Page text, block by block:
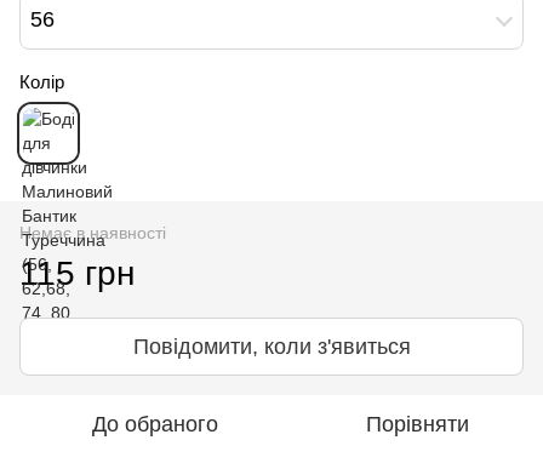
56
Колір
Немає в наявності
115 грн
Повідомити, коли з'явиться
До обраного Порівняти